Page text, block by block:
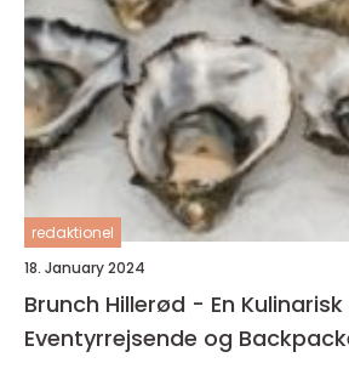
redaktionel
18. January 2024
Brunch Hillerød - En
Eventyrrejsende og